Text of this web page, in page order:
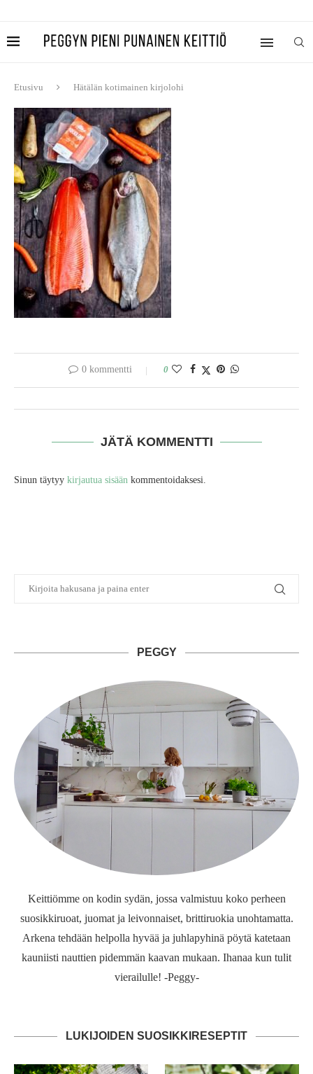
Etusivu Hätälän kotimainen kirjolohi
0 kommentti 0
JÄTÄ KOMMENTTI
Sinun täytyy kirjautua sisään kommentoidaksesi.
PEGGY
Keittiömme on kodin sydän, jossa valmistuu koko perheen
suosikkiruoat, juomat ja leivonnaiset, brittiruokia unohtamatta.
Arkena tehdään helpolla hyvää ja juhlapyhinä pöytä katetaan
kauniisti nauttien pidemmän kaavan mukaan. Ihanaa kun tulit
vierailulle! -Peggy-
LUKIJOIDEN SUOSIKKIRESEPTIT